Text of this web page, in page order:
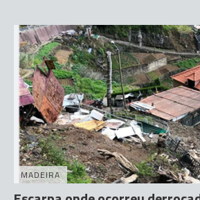
MADEIRA